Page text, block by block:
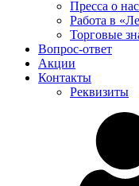
Пресса о нас
Работа в
Торговые
Вопрос-ответ
Акции
Контакты
Реквизиты